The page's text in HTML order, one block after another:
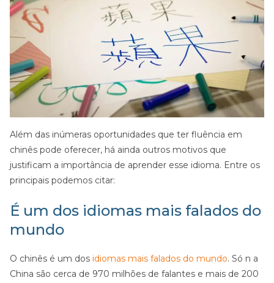
Além das inúmeras oportunidades que ter fluência em
chinês pode oferecer, há ainda outros motivos que
justificam a importância de aprender esse idioma. Entre os
principais podemos citar:
É um dos idiomas mais falados do
mundo
O chinês é um dos idiomas mais falados do mundo. Só n a
China são cerca de 970 milhões de falantes e mais de 200